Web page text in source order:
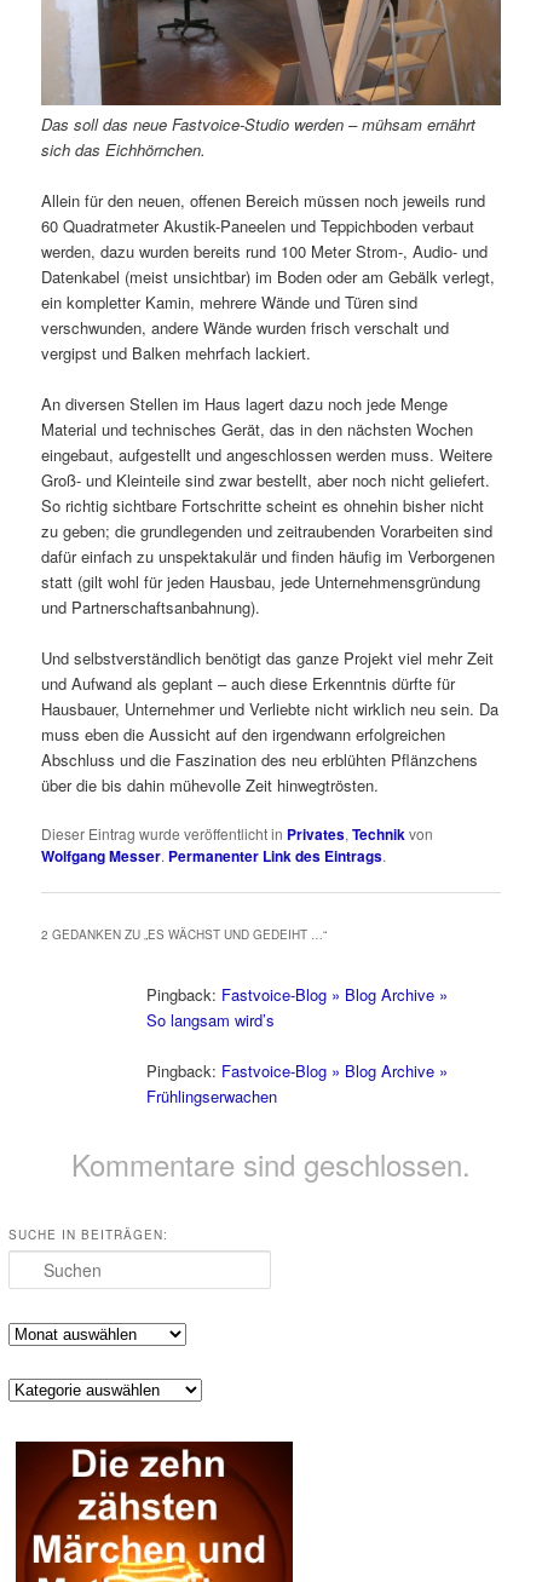
Das soll das neue Fastvoice-Studio werden – mühsam ernährt
sich das Eichhörnchen.
Allein für den neuen, offenen Bereich müssen noch jeweils rund
60 Quadratmeter Akustik-Paneelen und Teppichboden verbaut
werden, dazu wurden bereits rund 100 Meter Strom-, Audio- und
Datenkabel (meist unsichtbar) im Boden oder am Gebälk verlegt,
ein kompletter Kamin, mehrere Wände und Türen sind
verschwunden, andere Wände wurden frisch verschalt und
vergipst und Balken mehrfach lackiert.
An diversen Stellen im Haus lagert dazu noch jede Menge
Material und technisches Gerät, das in den nächsten Wochen
eingebaut, aufgestellt und angeschlossen werden muss. Weitere
Groß- und Kleinteile sind zwar bestellt, aber noch nicht geliefert.
So richtig sichtbare Fortschritte scheint es ohnehin bisher nicht
zu geben; die grundlegenden und zeitraubenden Vorarbeiten sind
dafür einfach zu unspektakulär und finden häufig im Verborgenen
statt (gilt wohl für jeden Hausbau, jede Unternehmensgründung
und Partnerschaftsanbahnung).
Und selbstverständlich benötigt das ganze Projekt viel mehr Zeit
und Aufwand als geplant – auch diese Erkenntnis dürfte für
Hausbauer, Unternehmer und Verliebte nicht wirklich neu sein. Da
muss eben die Aussicht auf den irgendwann erfolgreichen
Abschluss und die Faszination des neu erblühten Pflänzchens
über die bis dahin mühevolle Zeit hinwegtrösten.
Dieser Eintrag wurde veröffentlicht in Privates,Technikvon
Wolfgang Messer. Permanenter Link des Eintrags.
2 GEDANKEN ZU „ES WÄCHST UND GEDEIHT …“
Pingback: Fastvoice-Blog » Blog Archive »
So langsam wird’s
Pingback: Fastvoice-Blog » Blog Archive »
Frühlingserwachen
Kommentare sind geschlossen.
SUCHE IN BEITRÄGEN:
Suchen